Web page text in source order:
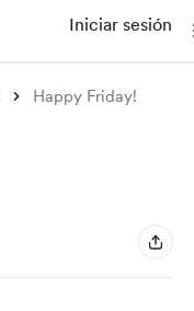
Iniciar sesión
Happy Friday!